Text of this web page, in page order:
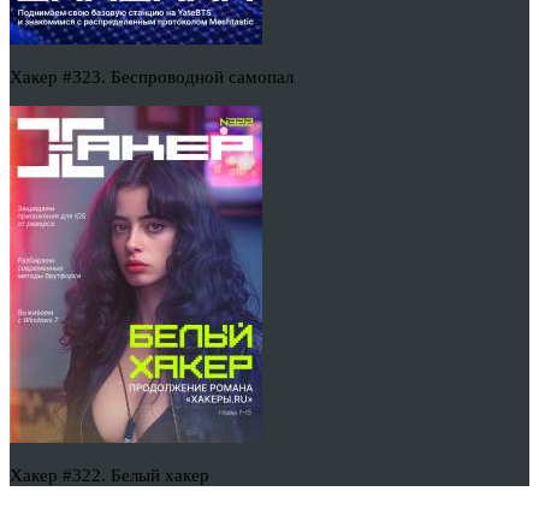
Хакер #323. Беспроводной самопал
Хакер #322. Белый хакер